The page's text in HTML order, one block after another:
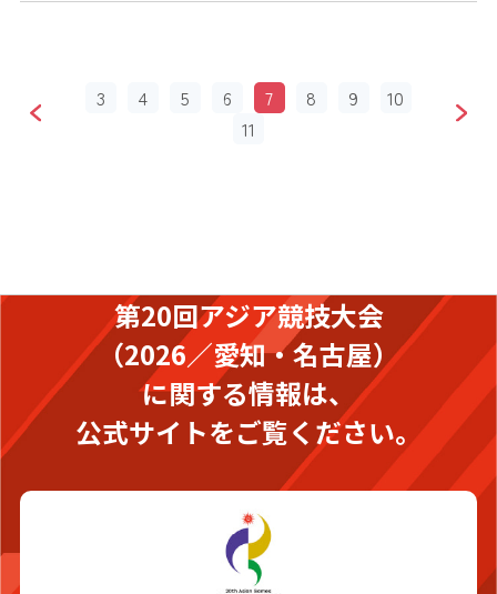
3 4 5 6 7 8 9
10
11
第20回アジア競技大会
（2026／愛知・名古屋）
に関する情報は、
公式サイトをご覧ください。